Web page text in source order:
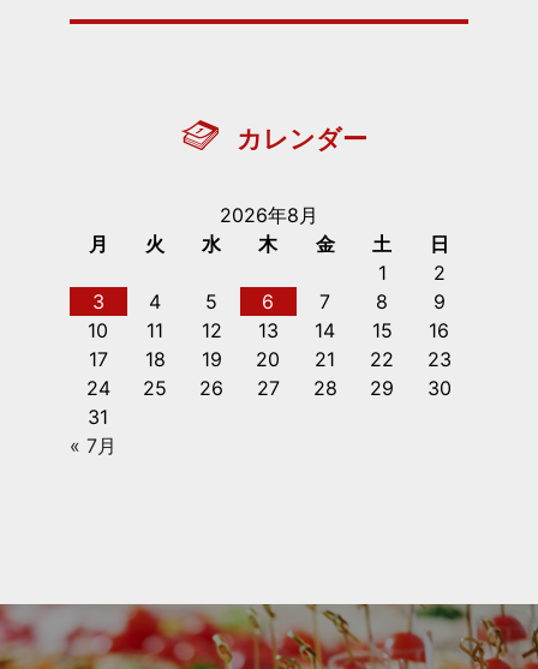
カレンダー
2026年8月
月
火 水 木 金 土
日
1
2
3
4 5 6 7 8
9
10
11 12 13 14 15
16
17
18 19 20 21 22
23
24
25 26 27 28 29
30
31
« 7月